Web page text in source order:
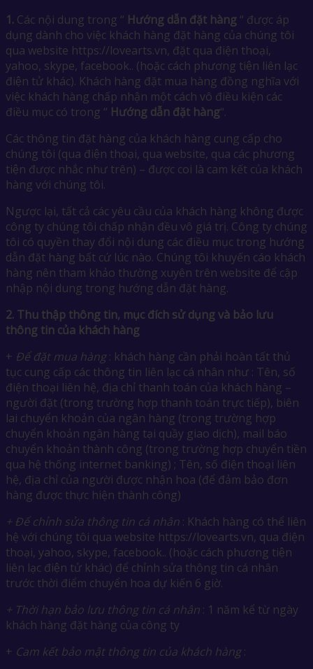
1. Các nội dung trong “ Hướng dẫn đặt hàng“ được áp
dụng dành cho việc khách hàng đặt hàng của chúng tôi
qua website https://lovearts.vn, đặt qua điện thoại,
yahoo, skype, facebook.. (hoặc cách phương tiện liên lạc
điện tử khác). Khách hàng đặt mua hàng đồng nghĩa với
việc khách hàng chấp nhận một cách vô điều kiện các
điều mục có trong “ Hướng dẫn đặt hàng“.
Các thông tin đặt hàng của khách hàng cung cấp cho
chúng tôi (qua điện thoại, qua website, qua các phương
tiện được nhắc như trên) – được coi là cam kết của khách
hàng với chúng tôi.
Ngược lại, tất cả các yêu cầu của khách hàng không được
công ty chúng tôi chấp nhận đều vô giá trị. Công ty chúng
tôi có quyền thay đổi nội dung các điều mục trong hướng
dẫn đặt hàng bất cứ lúc nào. Chúng tôi khuyến cáo khách
hàng nên tham khảo thường xuyên trên website để cập
nhập nội dung trong hướng dẫn đặt hàng.
2. Thu thập thông tin, mục đích sử dụng và bảo lưu
thông tin của khách hàng
+ Để đặt mua hàng : khách hàng cần phải hoàn tất thủ
tục cung cấp các thông tin liên lạc cá nhân như : Tên, số
điện thoại liên hệ, địa chỉ thanh toán của khách hàng –
người đặt (trong trường hợp thanh toán trực tiếp), biên
lai chuyển khoản của ngân hàng (trong trường hợp
chuyển khoản ngân hàng tại quầy giao dịch), mail báo
chuyển khoản thành công (trong trường hợp chuyển tiền
qua hệ thống internet banking) ; Tên, số điện thoại liên
hệ, địa chỉ của người được nhận hoa (để đảm bảo đơn
hàng được thực hiện thành công)
+ Để chỉnh sửa thông tin cá nhân : Khách hàng có thể liên
hệ với chúng tôi qua website https://lovearts.vn, qua điện
thoại, yahoo, skype, facebook.. (hoặc cách phương tiện
liên lạc điện tử khác) để chỉnh sửa thông tin cá nhân
trước thời điểm chuyển hoa dự kiến 6 giờ.
+ Thời hạn bảo lưu thông tin cá nhân : 1 năm kể từ ngày
khách hàng đặt hàng của công ty
+ Cam kết bảo mật thông tin của khách hàng :